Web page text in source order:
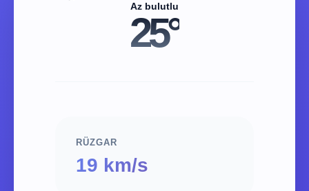
Az bulutlu
25°
RÜZGAR
19 km/s